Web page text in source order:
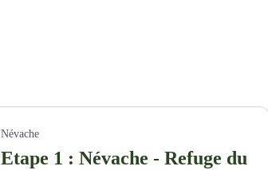
Névache
Etape 1 : Névache - Refuge du